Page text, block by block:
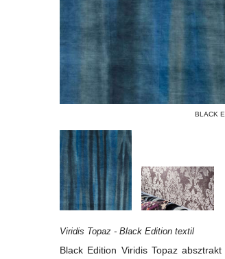
BLACK
Viridis Topaz - Black Edition textil
Black Edition Viridis Topaz